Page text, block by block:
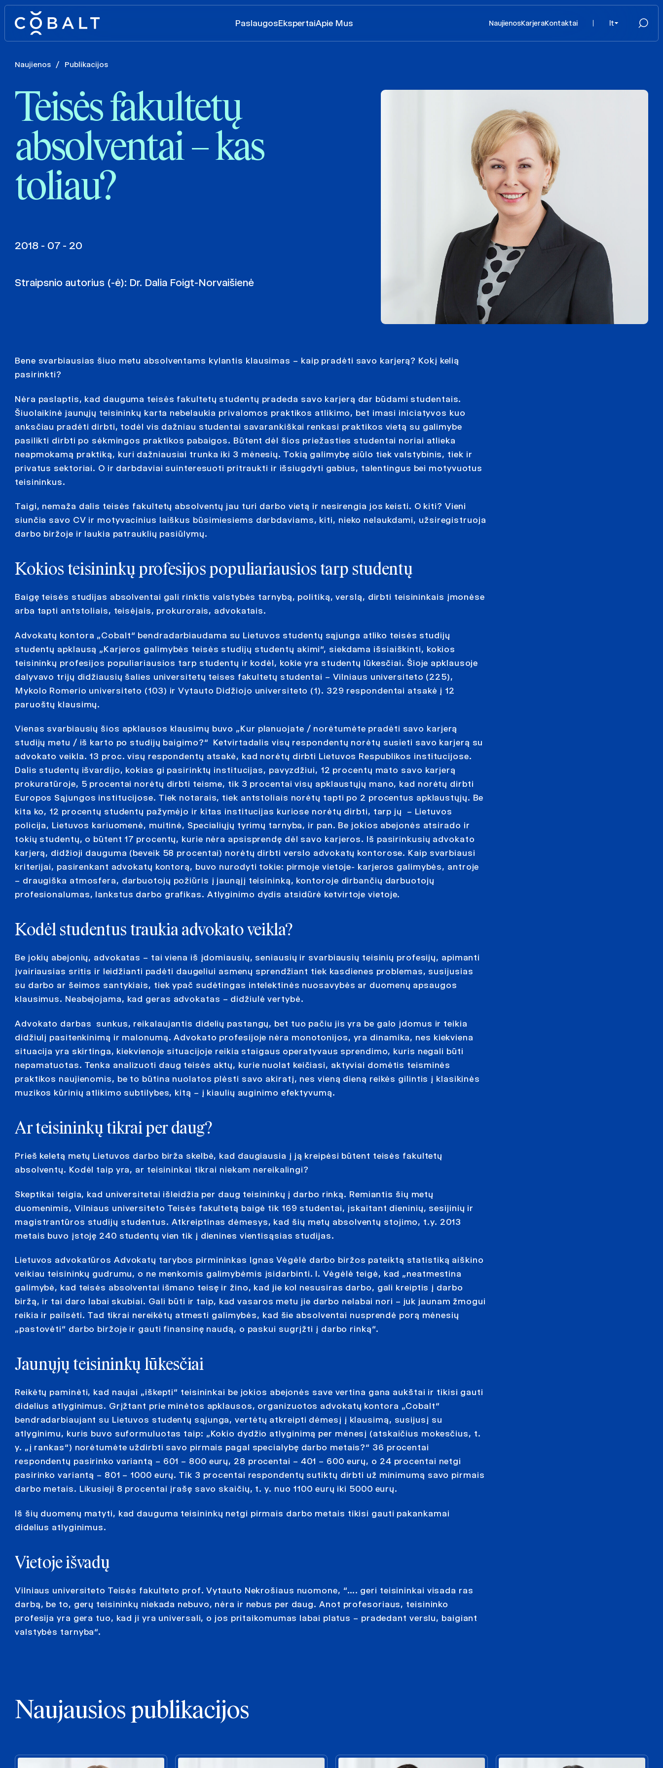
PaslaugosEkspertaiApie Mus NaujienosKarjeraKontaktai lt
Naujienos / Publikacijos
Teisės fakultetų
absolventai – kas
toliau?
2018 - 07 - 20
Straipsnio autorius (-ė): Dr. Dalia Foigt-Norvaišienė
Bene svarbiausias šiuo metu absolventams kylantis klausimas – kaip pradėti savo karjerą? Kokį kelią
pasirinkti?
Nėra paslaptis, kad dauguma teisės fakultetų studentų pradeda savo karjerą dar būdami studentais.
Šiuolaikinė jaunųjų teisininkų karta nebelaukia privalomos praktikos atlikimo, bet imasi iniciatyvos kuo
anksčiau pradėti dirbti, todėl vis dažniau studentai savarankiškai renkasi praktikos vietą su galimybe
pasilikti dirbti po sėkmingos praktikos pabaigos. Būtent dėl šios priežasties studentai noriai atlieka
neapmokamą praktiką, kuri dažniausiai trunka iki 3 mėnesių. Tokią galimybę siūlo tiek valstybinis, tiek ir
privatus sektoriai. O ir darbdaviai suinteresuoti pritraukti ir išsiugdyti gabius, talentingus bei motyvuotus
teisininkus.
Taigi, nemaža dalis teisės fakultetų absolventų jau turi darbo vietą ir nesirengia jos keisti. O kiti? Vieni
siunčia savo CV ir motyvacinius laiškus būsimiesiems darbdaviams, kiti, nieko nelaukdami, užsiregistruoja
darbo biržoje ir laukia patrauklių pasiūlymų.
Kokios teisininkų profesijos populiariausios tarp studentų
Baigę teisės studijas absolventai gali rinktis valstybės tarnybą, politiką, verslą, dirbti teisininkais įmonėse
arba tapti antstoliais, teisėjais, prokurorais, advokatais.
Advokatų kontora „Cobalt“ bendradarbiaudama su Lietuvos studentų sąjunga atliko teisės studijų
studentų apklausą „Karjeros galimybės teisės studijų studentų akimi“, siekdama išsiaiškinti, kokios
teisininkų profesijos populiariausios tarp studentų ir kodėl, kokie yra studentų lūkesčiai. Šioje apklausoje
dalyvavo trijų didžiausių šalies universitetų teises fakultetų studentai – Vilniaus universiteto (225),
Mykolo Romerio universiteto (103) ir Vytauto Didžiojo universiteto (1). 329 respondentai atsakė į 12
paruoštų klausimų.
Vienas svarbiausių šios apklausos klausimų buvo „Kur planuojate / norėtumėte pradėti savo karjerą
studijų metu / iš karto po studijų baigimo?“ Ketvirtadalis visų respondentų norėtų susieti savo karjerą su
advokato veikla. 13 proc. visų respondentų atsakė, kad norėtų dirbti Lietuvos Respublikos institucijose.
Dalis studentų išvardijo, kokias gi pasirinktų institucijas, pavyzdžiui, 12 procentų mato savo karjerą
prokuratūroje, 5 procentai norėtų dirbti teisme, tik 3 procentai visų apklaustųjų mano, kad norėtų dirbti
Europos Sąjungos institucijose. Tiek notarais, tiek antstoliais norėtų tapti po 2 procentus apklaustųjų. Be
kita ko, 12 procentų studentų pažymėjo ir kitas institucijas kuriose norėtų dirbti, tarp jų – Lietuvos
policija, Lietuvos kariuomenė, muitinė, Specialiųjų tyrimų tarnyba, ir pan. Be jokios abejonės atsirado ir
tokių studentų, o būtent 17 procentų, kurie nėra apsisprendę dėl savo karjeros. Iš pasirinkusių advokato
karjerą, didžioji dauguma (beveik 58 procentai) norėtų dirbti verslo advokatų kontorose. Kaip svarbiausi
kriterijai, pasirenkant advokatų kontorą, buvo nurodyti tokie: pirmoje vietoje- karjeros galimybės, antroje
– draugiška atmosfera, darbuotojų požiūris į jaunąjį teisininką, kontoroje dirbančių darbuotojų
profesionalumas, lankstus darbo grafikas. Atlyginimo dydis atsidūrė ketvirtoje vietoje.
Kodėl studentus traukia advokato veikla?
Be jokių abejonių, advokatas – tai viena iš įdomiausių, seniausių ir svarbiausių teisinių profesijų, apimanti
įvairiausias sritis ir leidžianti padėti daugeliui asmenų sprendžiant tiek kasdienes problemas, susijusias
su darbo ar šeimos santykiais, tiek ypač sudėtingas intelektinės nuosavybės ar duomenų apsaugos
klausimus. Neabejojama, kad geras advokatas – didžiulė vertybė.
Advokato darbas sunkus, reikalaujantis didelių pastangų, bet tuo pačiu jis yra be galo įdomus ir teikia
didžiulį pasitenkinimą ir malonumą. Advokato profesijoje nėra monotonijos, yra dinamika, nes kiekviena
situacija yra skirtinga, kiekvienoje situacijoje reikia staigaus operatyvaus sprendimo, kuris negali būti
nepamatuotas. Tenka analizuoti daug teisės aktų, kurie nuolat keičiasi, aktyviai domėtis teisminės
praktikos naujienomis, be to būtina nuolatos plėsti savo akiratį, nes vieną dieną reikės gilintis į klasikinės
muzikos kūrinių atlikimo subtilybes, kitą – į kiaulių auginimo efektyvumą.
Ar teisininkų tikrai per daug?
Prieš keletą metų Lietuvos darbo birža skelbė, kad daugiausia į ją kreipėsi būtent teisės fakultetų
absolventų. Kodėl taip yra, ar teisininkai tikrai niekam nereikalingi?
Skeptikai teigia, kad universitetai išleidžia per daug teisininkų į darbo rinką. Remiantis šių metų
duomenimis, Vilniaus universiteto Teisės fakultetą baigė tik 169 studentai, įskaitant dieninių, sesijinių ir
magistrantūros studijų studentus. Atkreiptinas dėmesys, kad šių metų absolventų stojimo, t.y. 2013
metais buvo įstoję 240 studentų vien tik į dienines vientisąsias studijas.
Lietuvos advokatūros Advokatų tarybos pirmininkas Ignas Vėgėlė darbo biržos pateiktą statistiką aiškino
veikiau teisininkų gudrumu, o ne menkomis galimybėmis įsidarbinti. I. Vėgėlė teigė, kad „neatmestina
galimybė, kad teisės absolventai išmano teisę ir žino, kad jie kol nesusiras darbo, gali kreiptis į darbo
biržą, ir tai daro labai skubiai. Gali būti ir taip, kad vasaros metu jie darbo nelabai nori – juk jaunam žmogui
reikia ir pailsėti. Tad tikrai nereikėtų atmesti galimybės, kad šie absolventai nusprendė porą mėnesių
„pastovėti“ darbo biržoje ir gauti finansinę naudą, o paskui sugrįžti į darbo rinką“.
Jaunųjų teisininkų lūkesčiai
Reikėtų paminėti, kad naujai „iškepti“ teisininkai be jokios abejonės save vertina gana aukštai ir tikisi gauti
didelius atlyginimus. Grįžtant prie minėtos apklausos, organizuotos advokatų kontora „Cobalt“
bendradarbiaujant su Lietuvos studentų sąjunga, vertėtų atkreipti dėmesį į klausimą, susijusį su
atlyginimu, kuris buvo suformuluotas taip: „Kokio dydžio atlyginimą per mėnesį (atskaičius mokesčius, t.
y. „į rankas“) norėtumėte uždirbti savo pirmais pagal specialybę darbo metais?“ 36 procentai
respondentų pasirinko variantą – 601 – 800 eurų, 28 procentai – 401 – 600 eurų, o 24 procentai netgi
pasirinko variantą – 801 – 1000 eurų. Tik 3 procentai respondentų sutiktų dirbti už minimumą savo pirmais
darbo metais. Likusieji 8 procentai įrašę savo skaičių, t. y. nuo 1100 eurų iki 5000 eurų.
Iš šių duomenų matyti, kad dauguma teisininkų netgi pirmais darbo metais tikisi gauti pakankamai
didelius atlyginimus.
Vietoje išvadų
Vilniaus universiteto Teisės fakulteto prof. Vytauto Nekrošiaus nuomone, “…. geri teisininkai visada ras
darbą, be to, gerų teisininkų niekada nebuvo, nėra ir nebus per daug. Anot profesoriaus, teisininko
profesija yra gera tuo, kad ji yra universali, o jos pritaikomumas labai platus – pradedant verslu, baigiant
valstybės tarnyba“.
Naujausios publikacijos